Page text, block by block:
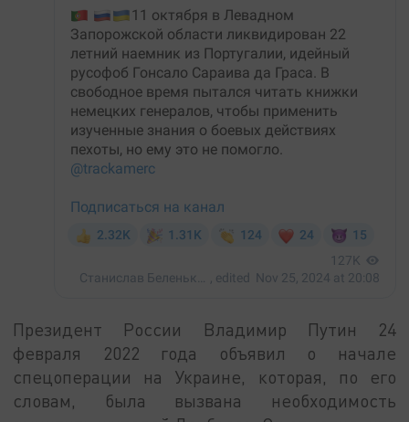
Президент России Владимир Путин 24
февраля 2022 года объявил о начале
спецоперации на Украине, которая, по его
словам, была вызвана необходимость